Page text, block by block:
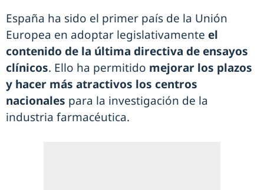
España ha sido el primer país de la Unión
Europea en adoptar legislativamente el
contenido de la última directiva de ensayos
clínicos. Ello ha permitido mejorar los plazos
y hacer más atractivos los centros
nacionales para la investigación de la
industria farmacéutica.